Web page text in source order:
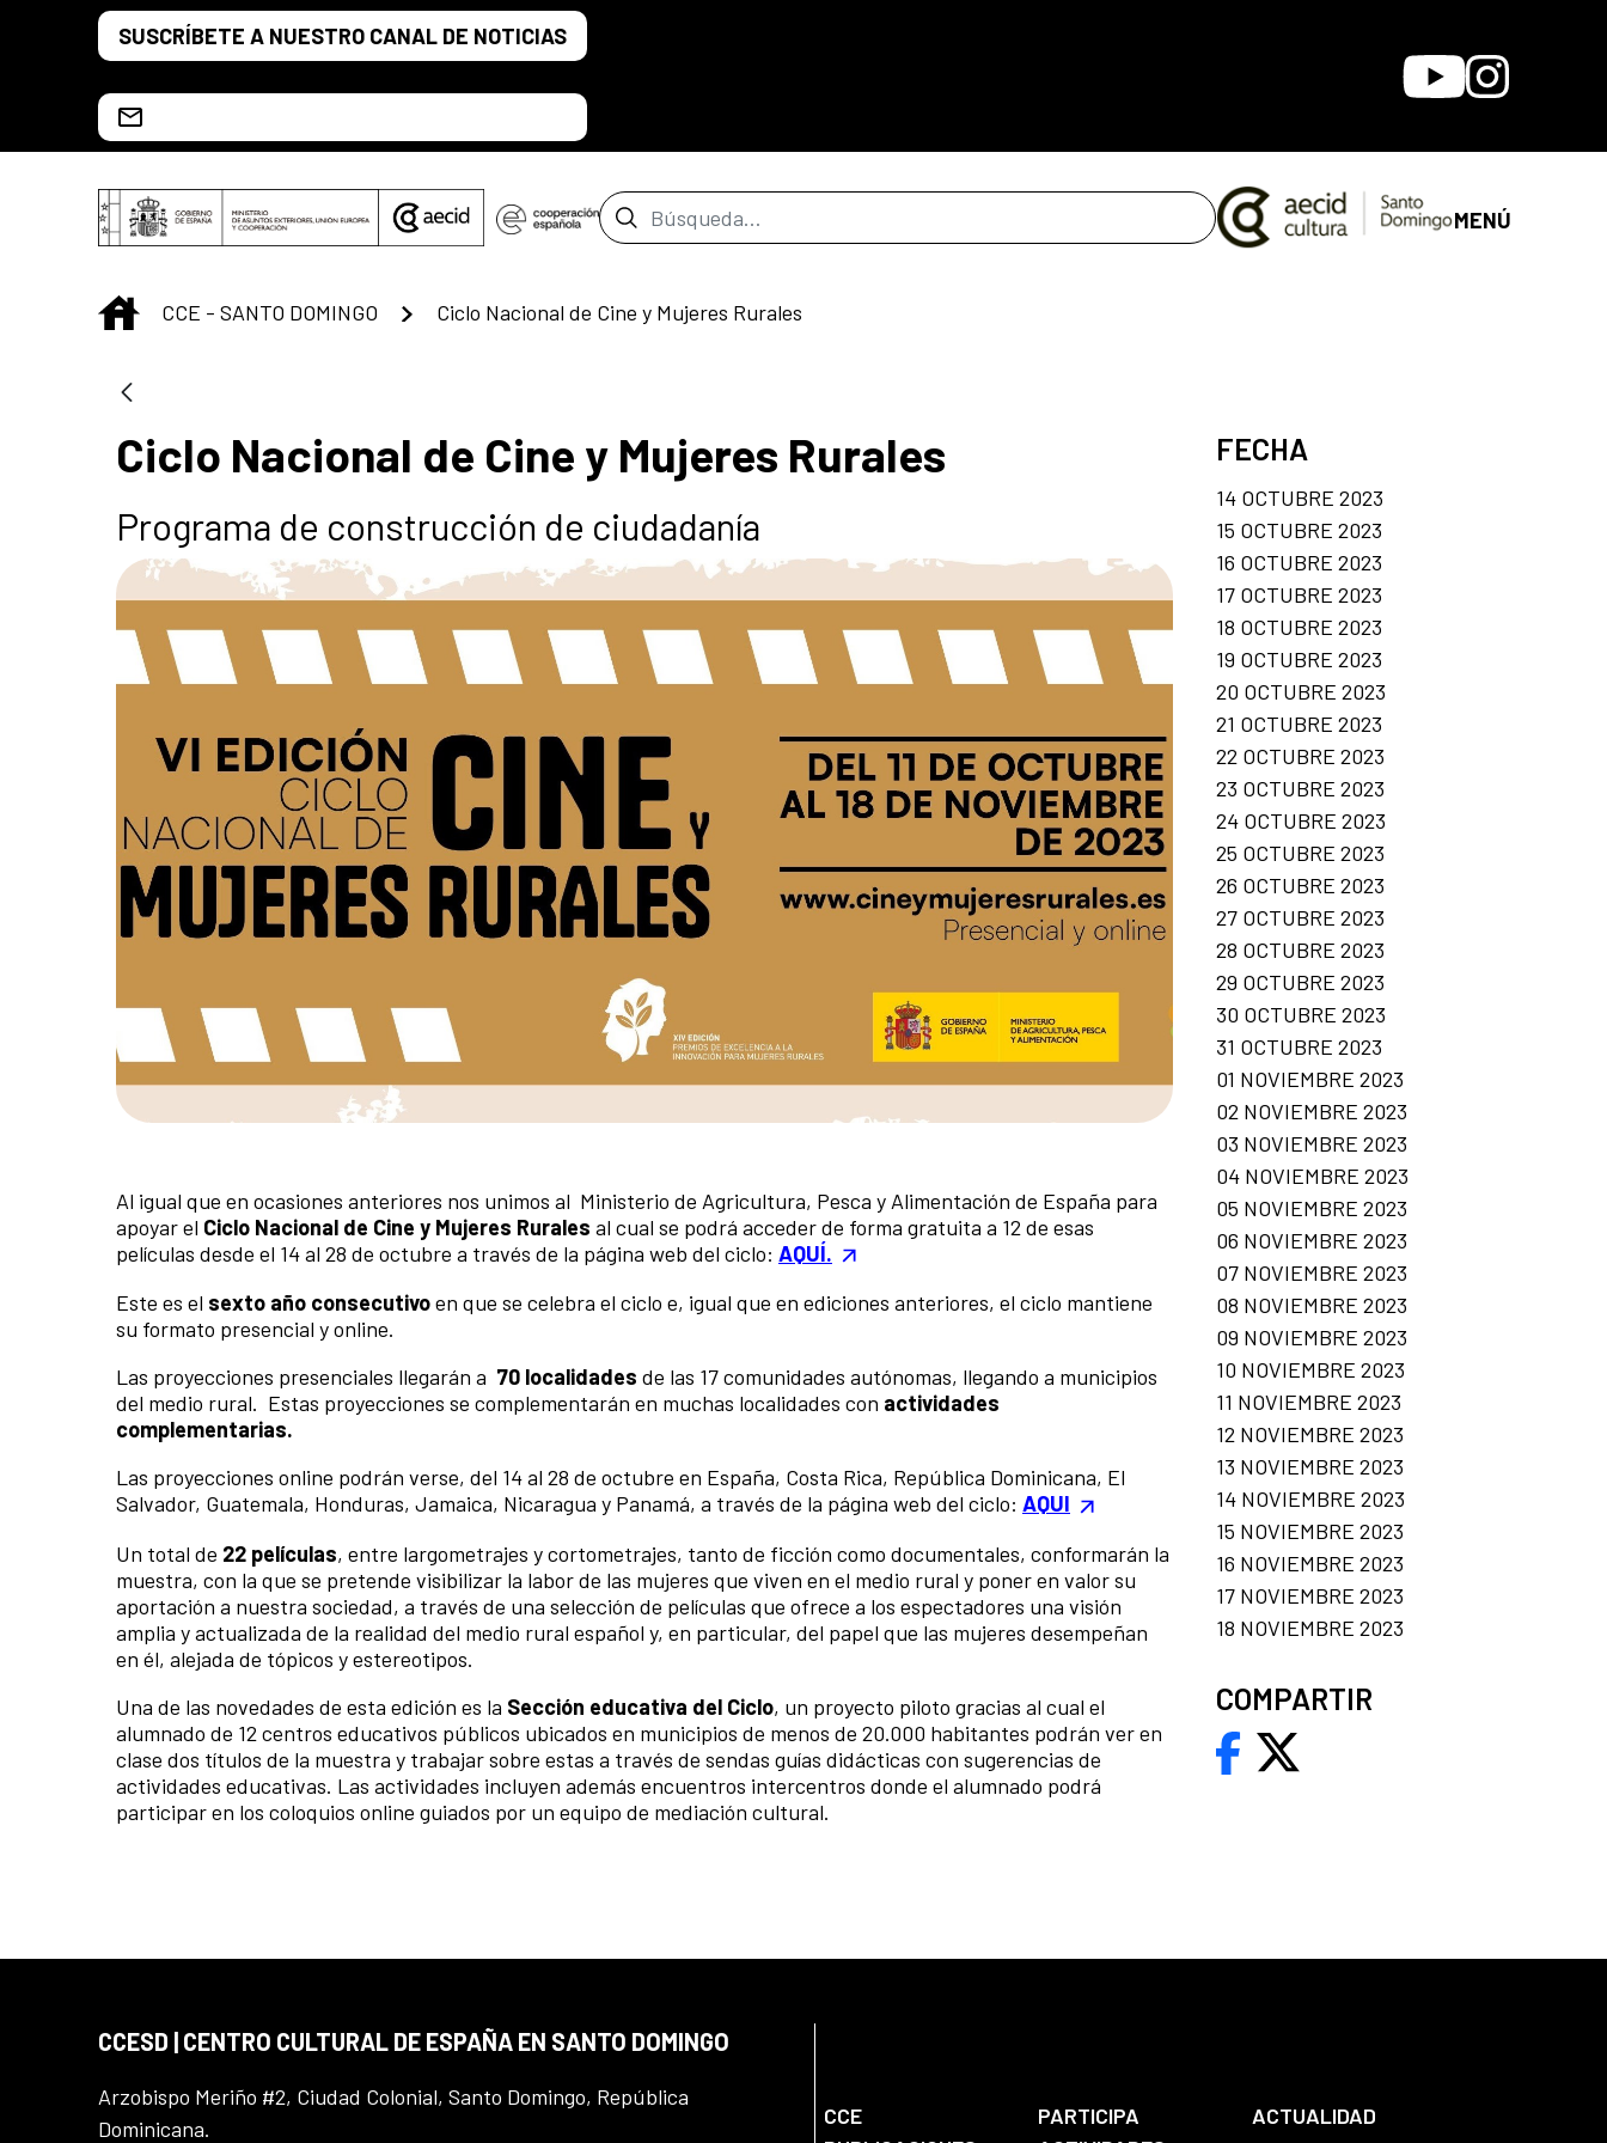
Saltar al contenido principal
SUSCRÍBETE A NUESTRO CANAL DE NOTICIAS
YoutubeInstagram
Barra de búsqueda MENÚ
INICIO
CCE - SANTO DOMINGO Ciclo Nacional de Cine y Mujeres Rurales
Ciclo Nacional de Cine y Mujeres Rurales
Programa de construcción de ciudadanía
Al igual que en ocasiones anteriores nos unimos al Ministerio de Agricultura, Pesca y Alimentación de España para
apoyar el Ciclo Nacional de Cine y Mujeres Rurales al cual se podrá acceder de forma gratuita a 12 de esas
películas desde el 14 al 28 de octubre a través de la página web del ciclo: AQUÍ.
Este es el sexto año consecutivoen que se celebra el ciclo e, igual que en ediciones anteriores, el ciclo mantiene
su formato presencial y online.
Las proyecciones presenciales llegarán a 70 localidades de las 17 comunidades autónomas, llegando a municipios
del medio rural. Estas proyecciones se complementarán en muchas localidades con actividades
complementarias.
Las proyecciones online podrán verse, del 14 al 28 de octubre en España, Costa Rica, República Dominicana, El
Salvador, Guatemala, Honduras, Jamaica, Nicaragua y Panamá, a través de la página web del ciclo: AQUI
Un total de 22 películas, entre largometrajes y cortometrajes, tanto de ficción como documentales, conformarán la
muestra, con la que se pretende visibilizar la labor de las mujeres que viven en el medio rural y poner en valor su
aportación a nuestra sociedad, a través de una selección de películas que ofrece a los espectadores una visión
amplia y actualizada de la realidad del medio rural español y, en particular, del papel que las mujeres desempeñan
en él, alejada de tópicos y estereotipos.
Una de las novedades de esta edición es la Sección educativa del Ciclo, un proyecto piloto gracias al cual el
alumnado de 12 centros educativos públicos ubicados en municipios de menos de 20.000 habitantes podrán ver en
clase dos títulos de la muestra y trabajar sobre estas a través de sendas guías didácticas con sugerencias de
actividades educativas. Las actividades incluyen además encuentros intercentros donde el alumnado podrá
participar en los coloquios online guiados por un equipo de mediación cultural.
FECHA
14 OCTUBRE 2023
15 OCTUBRE 2023
16 OCTUBRE 2023
17 OCTUBRE 2023
18 OCTUBRE 2023
19 OCTUBRE 2023
20 OCTUBRE 2023
21 OCTUBRE 2023
22 OCTUBRE 2023
23 OCTUBRE 2023
24 OCTUBRE 2023
25 OCTUBRE 2023
26 OCTUBRE 2023
27 OCTUBRE 2023
28 OCTUBRE 2023
29 OCTUBRE 2023
30 OCTUBRE 2023
31 OCTUBRE 2023
01 NOVIEMBRE 2023
02 NOVIEMBRE 2023
03 NOVIEMBRE 2023
04 NOVIEMBRE 2023
05 NOVIEMBRE 2023
06 NOVIEMBRE 2023
07 NOVIEMBRE 2023
08 NOVIEMBRE 2023
09 NOVIEMBRE 2023
10 NOVIEMBRE 2023
11 NOVIEMBRE 2023
12 NOVIEMBRE 2023
13 NOVIEMBRE 2023
14 NOVIEMBRE 2023
15 NOVIEMBRE 2023
16 NOVIEMBRE 2023
17 NOVIEMBRE 2023
18 NOVIEMBRE 2023
COMPARTIR
CCESD | CENTRO CULTURAL DE ESPAÑA EN SANTO DOMINGO
Arzobispo Meriño #2, Ciudad Colonial, Santo Domingo, República
Dominicana.
CCE PARTICIPA
ACTUALIDAD